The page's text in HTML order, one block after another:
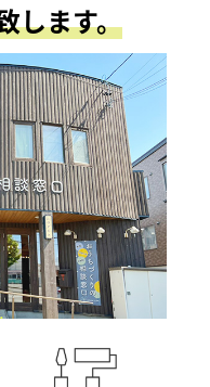
します。